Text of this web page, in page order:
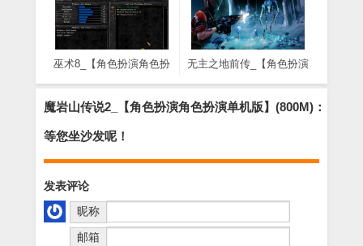
巫术8_【角色扮演角色扮
无主之地前传_【角色扮演
魔岩山传说2_【角色扮演角色扮演单机版】(800M)：
等您坐沙发呢！
发表评论
昵称
邮箱